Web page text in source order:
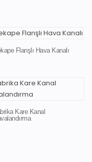
Flanşlı Hava Kanalı
Kare Kanal